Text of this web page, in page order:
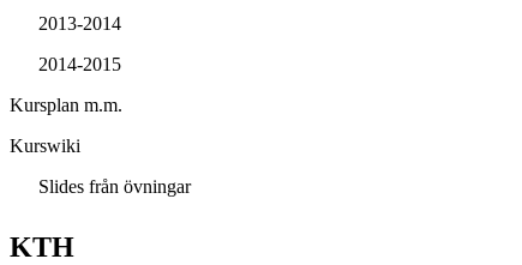
2013-2014
2014-2015
Kursplan m.m.
Kurswiki
Slides från övningar
KTH